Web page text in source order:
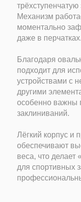
Механизм
моментально
даже в перчатках.
Благодаря
подходит для
устройствами с
другими
особенно важны
заклиниваний.
Лёгкий корпус и
обеспечивают
веса, что
для спортивных